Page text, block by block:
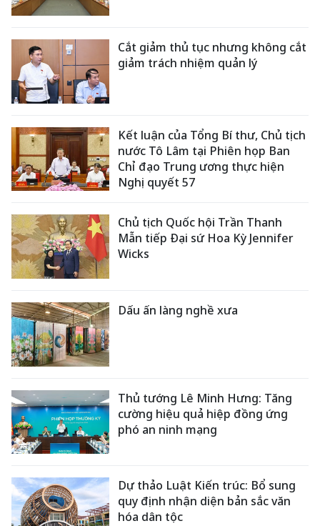
Cắt giảm thủ tục nhưng không cắt
giảm trách nhiệm quản lý
Kết luận của Tổng Bí thư, Chủ tịch
nước Tô Lâm tại Phiên họp Ban
Chỉ đạo Trung ương thực hiện
Nghị quyết 57
Chủ tịch Quốc hội Trần Thanh
Mẫn tiếp Đại sứ Hoa Kỳ Jennifer
Wicks
Dấu ấn làng nghề xưa
Thủ tướng Lê Minh Hưng: Tăng
cường hiệu quả hiệp đồng ứng
phó an ninh mạng
Dự thảo Luật Kiến trúc: Bổ sung
quy định nhận diện bản sắc văn
hóa dân tộc